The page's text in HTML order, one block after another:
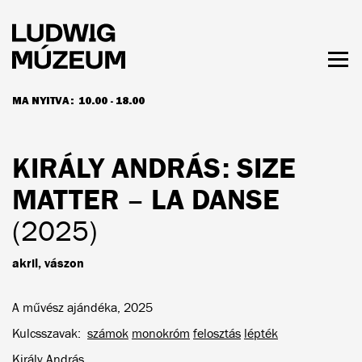
tartalomra
MA NYITVA: 10.00 - 18.00
NYITVATARTÁS ÉS JEGYÁRAK
KIRÁLY ANDRÁS: SIZE
MATTER – LA DANSE
(2025)
akril, vászon
A művész ajándéka, 2025
Kulcsszavak
számok monokróm felosztás lépték